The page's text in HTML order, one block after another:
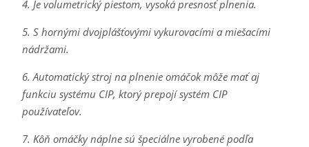
4. Je volumetrický piestom, vysoká presnosť plnenia.
5. S hornými dvojplášťovými vykurovacími a miešacími
nádržami.
6. Automatický stroj na plnenie omáčok môže mať aj
funkciu systému CIP, ktorý prepojí systém CIP
používateľov.
7. Kôň omáčky náplne sú špeciálne vyrobené podľa